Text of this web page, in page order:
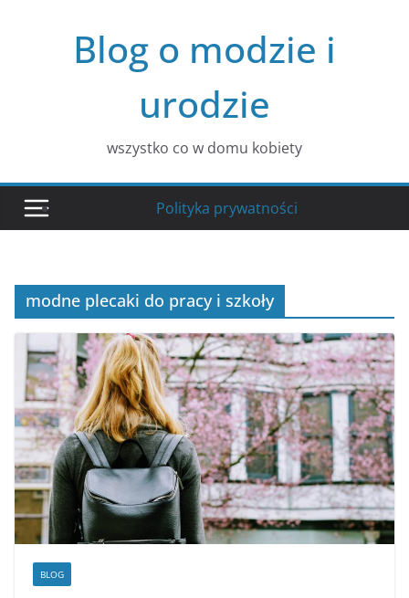
Blog o modzie i
urodzie
wszystko co w domu kobiety
Polityka prywatności
modne plecaki do pracy i szkoły
BLOG